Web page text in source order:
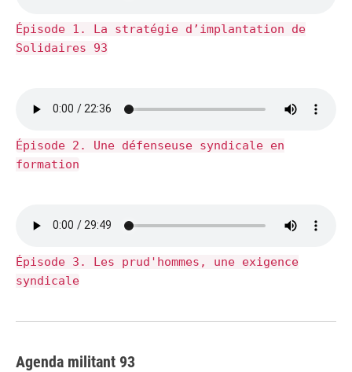
Épisode 1. La stratégie d’implantation de
Solidaires 93
Épisode 2. Une défenseuse syndicale en
formation
Épisode 3. Les prud'hommes, une exigence
syndicale
Agenda militant 93